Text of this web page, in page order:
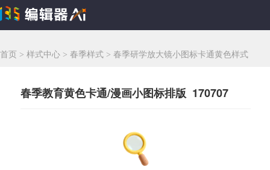
首页 > 样式中心 > 春季样式 > 春季研学放大镜小图标卡通黄色样式
春季教育黄色卡通/漫画小图标排版 170707